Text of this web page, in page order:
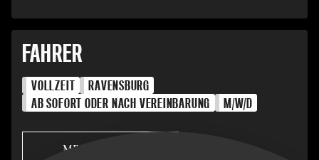
FAHRER
VOLLZEIT
RAVENSBURG
AB SOFORT ODER NACH VEREINBARUNG
M/W/D
MEHR DAZU